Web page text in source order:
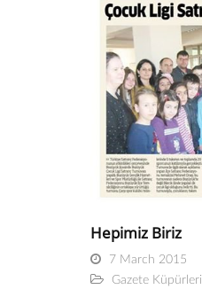
Hepimiz Biriz
7 March 2015
Gazete Küpürleri